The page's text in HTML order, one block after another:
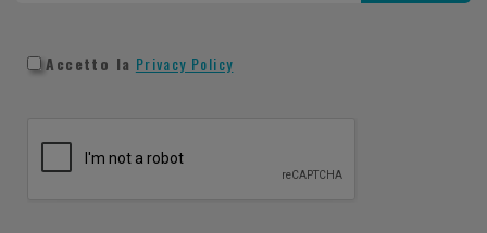
Accetto la Privacy Policy